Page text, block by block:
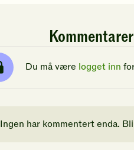
Kommentarer
Du må være logget inn
Ingen har kommentert enda.